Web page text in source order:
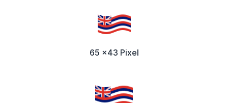
65 x43 Pixel